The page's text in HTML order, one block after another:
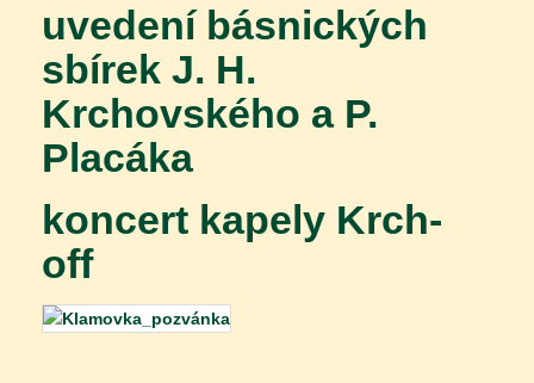
uvedení básnických
sbírek J. H.
Krchovského a P.
Placáka
koncert kapely Krch-
off